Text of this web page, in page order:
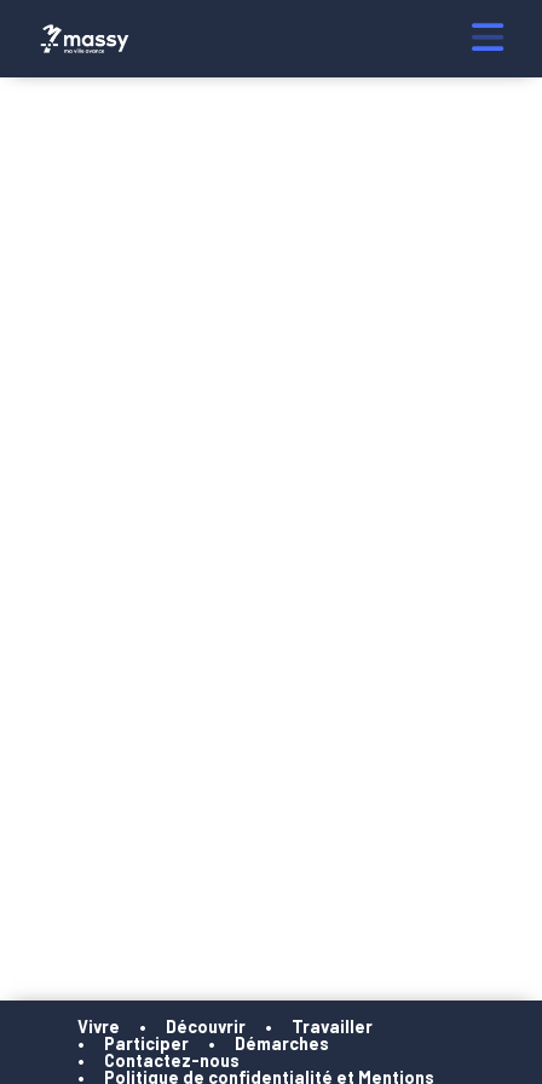
Vivre Découvrir
Travailler
Participer
Démarches
Contactez-nous
Politique de confidentialité et Mentions